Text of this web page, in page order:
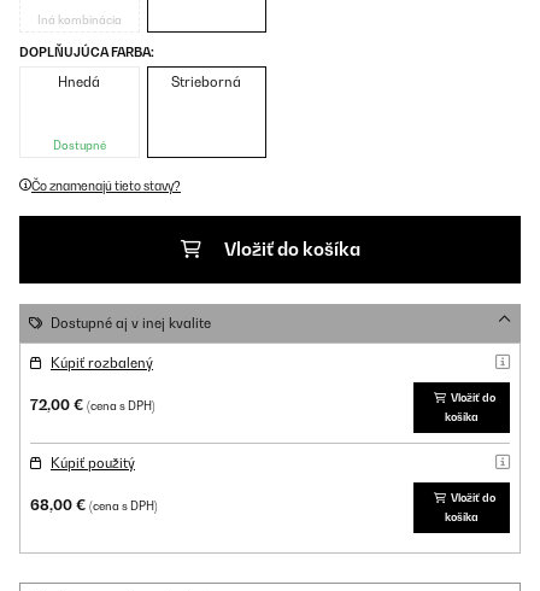
Iná kombinácia
DOPLŇUJÚCA FARBA:
Hnedá
Dostupné
Strieborná
Čo znamenajú tieto stavy?
Vložiť do košíka
Dostupné aj v inej kvalite
Kúpiť rozbalený
72,00 € (cena s DPH)
Vložiť do
košíka
Kúpiť použitý
68,00 € (cena s DPH)
Vložiť do
košíka